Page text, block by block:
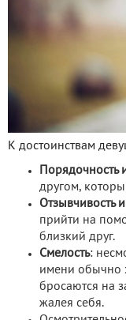
К достоинствам
Порядочность
другом,
Отзывчивость
прийти на
близкий друг.
Смелость:
имени обычно
бросаются на
жалея себя.